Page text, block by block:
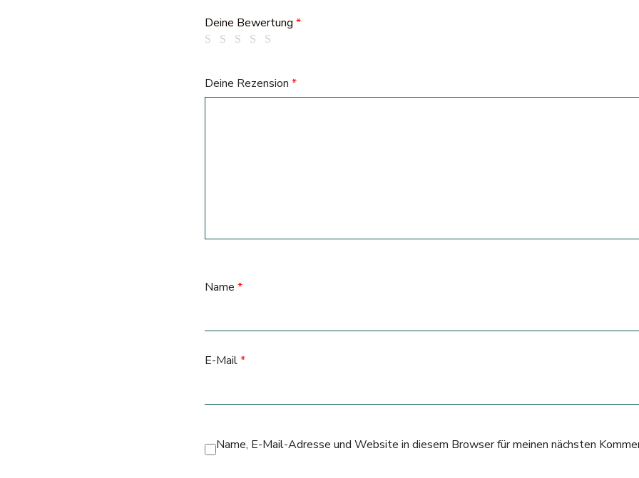
Deine Bewertung *
Deine Rezension *
Name *
E-Mail*
Name, E-Mail-Adresse und Website in diesem Browser für meinen nächsten